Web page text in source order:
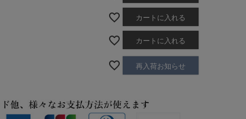
カートに入れる
カートに入れる
再入荷お知らせ